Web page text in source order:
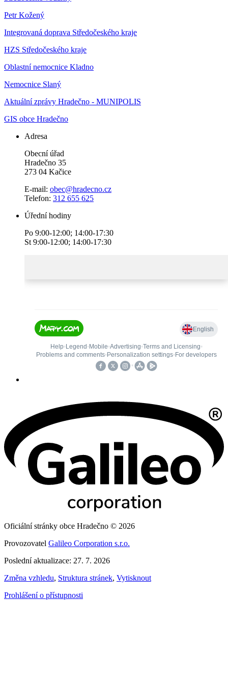
Petr Kožený
Integrovaná doprava Středočeského kraje
HZS Středočeského kraje
Oblastní nemocnice Kladno
Nemocnice Slaný
Aktuální zprávy Hradečno - MUNIPOLIS
GIS obce Hradečno
Adresa
Obecní úřad
Hradečno 35
273 04 Kačice
E-mail: obec@hradecno.cz
Telefon: 312 655 625
Úřední hodiny
Po 9:00-12:00; 14:00-17:30
St 9:00-12:00; 14:00-17:30
Oficiální stránky obce Hradečno © 2026
Provozovatel Galileo Corporation s.r.o.
Poslední aktualizace: 27. 7. 2026
Změna vzhledu, Struktura stránek, Vytisknout
Prohlášení o přístupnosti